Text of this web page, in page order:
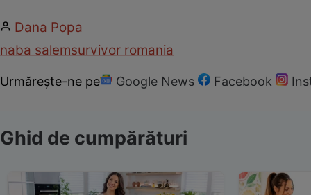
Dana Popa
naba salemsurvivor romania
Urmărește-ne pe Google News Facebook
Ghid de cumpărături